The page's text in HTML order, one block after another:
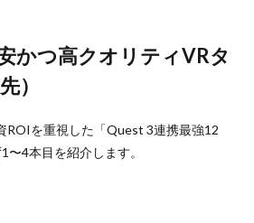
かつ高クオリティVRタ
）
ROIを重視した「Quest 3連携最強12
4本目を紹介します。